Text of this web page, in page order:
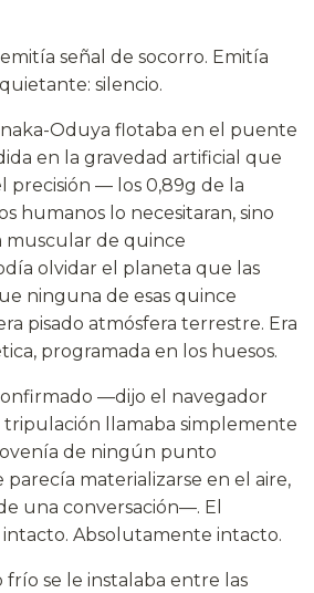
señal de socorro. Emitía
silencio.
Oduya flotaba en el puente
en la gravedad artificial que
precisión — los 0,89g de la
humanos lo necesitaran, sino
muscular de quince
olvidar el planeta que las
ninguna de esas quince
pisado atmósfera terrestre. Era
programada en los huesos.
—dijo el navegador
tripulación llamaba simplemente
de ningún punto
parecía materializarse en el aire,
una conversación—. El
intacto. Absolutamente intacto.
frío se le instalaba entre las